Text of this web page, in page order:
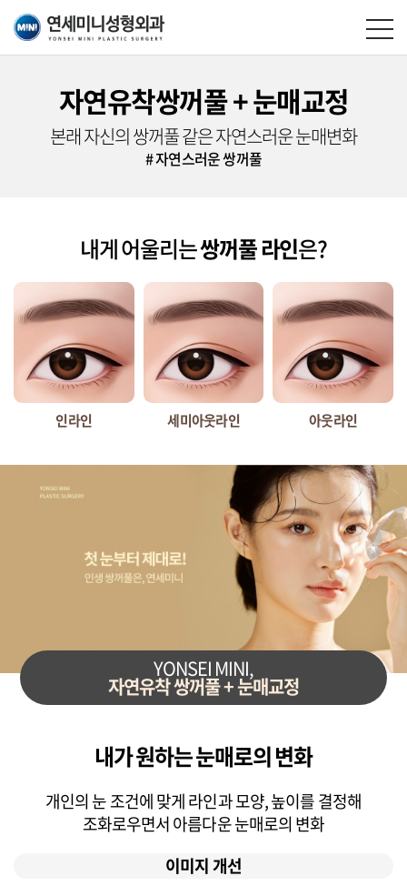
자연유착쌍꺼풀 + 눈매교정
본래 자신의 쌍꺼풀 같은 자연스러운 눈매변화
# 자연스러운 쌍꺼풀
내게 어울리는쌍꺼풀 라인은?
인라인 세미아웃라인 아웃라인
YONSEI MINI,
자연유착 쌍꺼풀 + 눈매교정
내가 원하는 눈매로의 변화
개인의 눈 조건에 맞게 라인과 모양, 높이를 결정해
조화로우면서 아름다운 눈매로의 변화
이미지 개선